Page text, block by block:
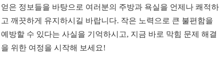
얻은 정보들을 바탕으로 여러분의 주방과 욕실을 언제나 쾌적하
고 깨끗하게 유지하시길 바랍니다. 작은 노력으로 큰 불편함을
예방할 수 있다는 사실을 기억하시고, 지금 바로 막힘 문제 해결
을 위한 여정을 시작해 보세요!